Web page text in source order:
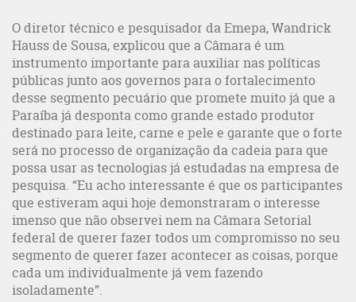
O diretor técnico e pesquisador da Emepa, Wandrick
Hauss de Sousa, explicou que a Câmara é um
instrumento importante para auxiliar nas políticas
públicas junto aos governos para o fortalecimento
desse segmento pecuário que promete muito já que a
Paraíba já desponta como grande estado produtor
destinado para leite, carne e pele e garante que o forte
será no processo de organização da cadeia para que
possa usar as tecnologias já estudadas na empresa de
pesquisa. “Eu acho interessante é que os participantes
que estiveram aqui hoje demonstraram o interesse
imenso que não observei nem na Câmara Setorial
federal de querer fazer todos um compromisso no seu
segmento de querer fazer acontecer as coisas, porque
cada um individualmente já vem fazendo
isoladamente”.